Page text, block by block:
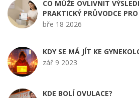
CO MŮŽE OVLIVNIT
PRAKTICKÝ PRŮVODCE
bře 18 2026
KDY SE MÁ JÍT KE
zář 9 2023
KDE BOLÍ OVULACE?